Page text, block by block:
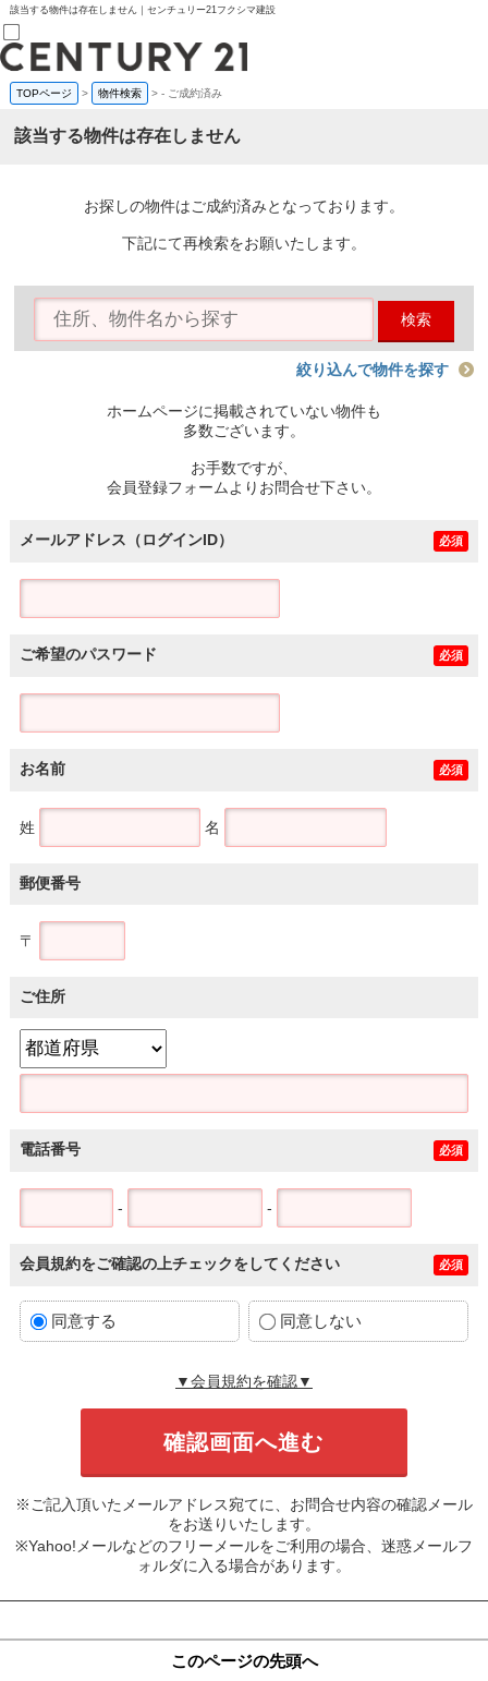
該当する物件は存在しません｜センチュリー21フクシマ建設
売買部
0120-800-844
賃貸部
会員メニュー
物件を探す
購入TOP
条件から探す
住宅ローン控除シミュレータ
TOPページ > 物件検索 >- ご成約済み
該当する物件は存在しません
お探しの物件はご成約済みとなっております。
下記にて再検索をお願いたします。
検索
絞り込んで物件を探す
ホームページに掲載されていない物件も
多数ございます。
お手数ですが、
会員登録フォームよりお問合せ下さい。
メールアドレス（ログインID） 必須
ご希望のパスワード 必須
お名前 必須
姓 名
郵便番号
〒
ご住所
電話番号 必須
- -
会員規約をご確認の上チェックをしてください 必須
同意する 同意しない
▼会員規約を確認▼
※ご記入頂いたメールアドレス宛てに、お問合せ内容の確認メール
をお送りいたします。
※Yahoo!メールなどのフリーメールをご利用の場合、迷惑メールフ
ォルダに入る場合があります。
このページの先頭へ